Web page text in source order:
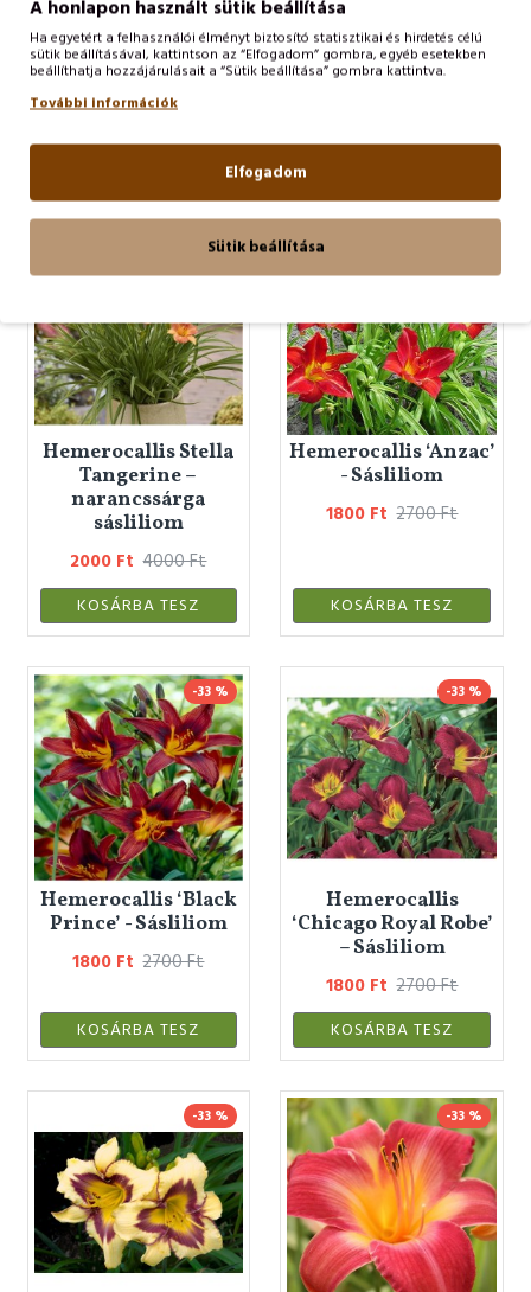
Hemerocallis 'Stella
d'Oro
2097 Ft
Hemerocallis Daring
Dilemma – Sásliliom
-50 %
Hemerocallis Stella
Tangerine –
narancssárga
sásliliom
2000 Ft 4000 Ft
KOSÁRBA TESZ
Hemerocallis ‘Anzac’
- Sásliliom
1800 Ft 2700 Ft
KOSÁRBA TESZ
-33 %
Hemerocallis ‘Black
Prince’ - Sásliliom
1800 Ft 2700 Ft
KOSÁRBA TESZ
-33 %
Hemerocallis
‘Chicago Royal Robe’
– Sásliliom
1800 Ft 2700 Ft
KOSÁRBA TESZ
-33 % -33 %
A honlapon használt sütik beállítása
Ha egyetért a felhasználói élményt biztosító statisztikai és hirdetés célú
sütik beállításával, kattintson az “Elfogadom” gombra, egyéb esetekben
beállíthatja hozzájárulásait a “Sütik beállítása” gombra kattintva.
További információk
Elfogadom
Sütik beállítása